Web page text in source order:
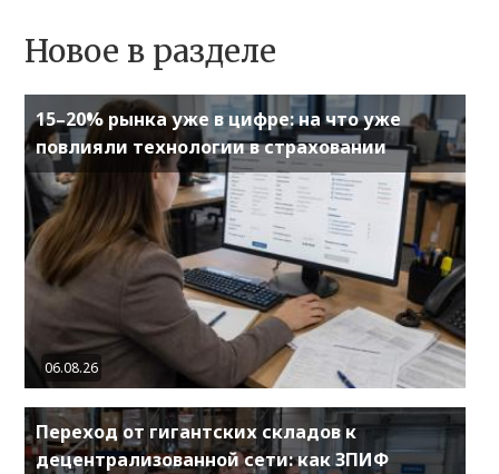
Новое в разделе
15–20% рынка уже в цифре: на что уже
повлияли технологии в страховании
06.08.26
Переход от гигантских складов к
децентрализованной сети: как ЗПИФ